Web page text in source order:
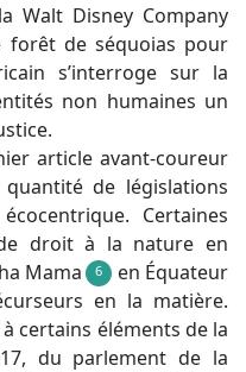
Walt Disney Company
forêt de séquoias pour
s’interroge sur la
non humaines un
article avant-coureur
de législations
Certaines
droit à la nature en
Mama
6
en Équateur
en la matière.
certains éléments de la
du parlement de la